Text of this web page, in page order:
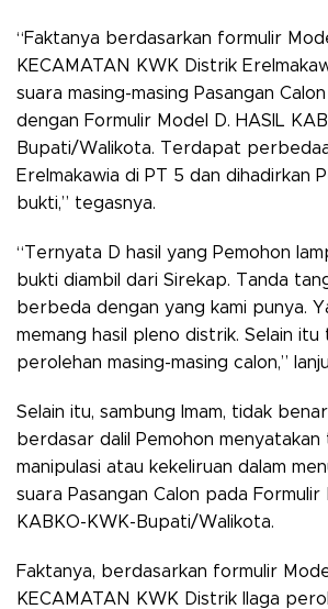
“Faktanya berdasarkan formulir
KECAMATAN KWK Distrik
suara masing-masing Pasangan
dengan Formulir Model D. HASIL
Bupati/Walikota. Terdapat
Erelmakawia di PT 5 dan dihadirkan
bukti,” tegasnya.
“Ternyata D hasil yang Pemohon
bukti diambil dari Sirekap. Tanda
berbeda dengan yang kami punya.
memang hasil pleno distrik. Selain itu
perolehan masing-masing calon,”
Selain itu, sambung Imam, tidak
berdasar dalil Pemohon
manipulasi atau kekeliruan dalam
suara Pasangan Calon pada Formulir
KABKO-KWK-Bupati/Walikota.
Faktanya, berdasarkan formulir
KECAMATAN KWK Distrik Ilaga